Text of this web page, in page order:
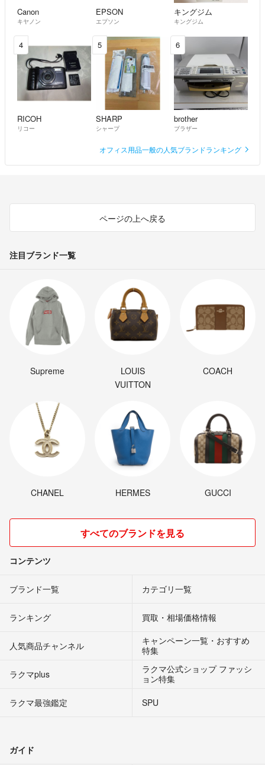
Canon
キヤノン
EPSON
エプソン
キングジム
キングジム
4
RICOH
リコー
5
SHARP
シャープ
6
brother
ブラザー
オフィス用品一般の人気ブランドランキング
ページの上へ戻る
注目ブランド一覧
Supreme
LOUIS
VUITTON
COACH
CHANEL HERMES GUCCI
すべてのブランドを見る
コンテンツ
ブランド一覧 カテゴリ一覧
ランキング 買取・相場価格情報
人気商品チャンネル
キャンペーン一覧・おすすめ
特集
ラクマplus
ラクマ公式ショップ ファッシ
ョン特集
ラクマ最強鑑定
SPU
ガイド